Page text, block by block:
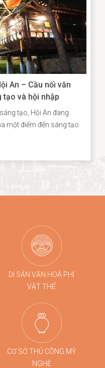
An – Cầu nối văn
và hội nhập
tạo, Hội An đang
một điểm đến sáng tạo
ấy tiếp tục được lan
trình kích cầu du
DI SẢN VĂN HOÁ PHI
VẬT THỂ
CƠ SỞ THỦ CÔNG MỸ
NGHỆ